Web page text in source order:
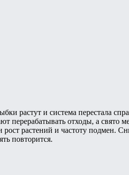
растут и система перестала
перерабатывать отходы, а свято
растений и частоту подмен.
повторится.